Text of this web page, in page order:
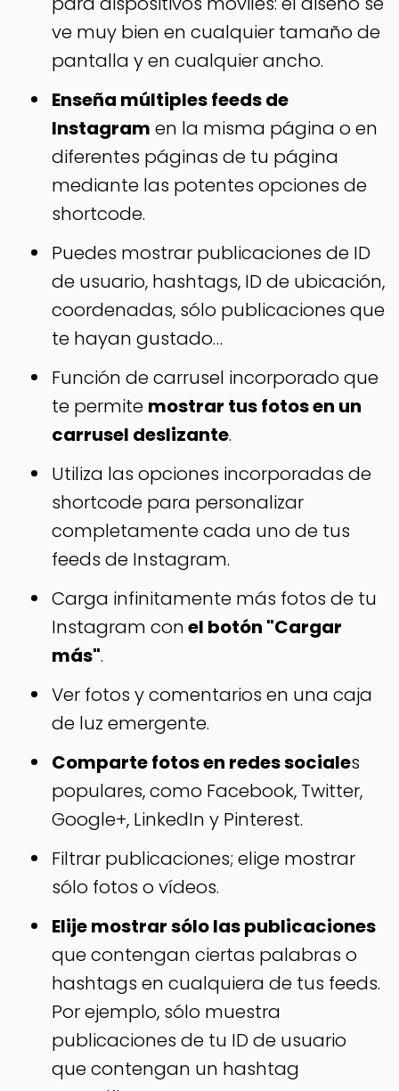
ve muy bien en cualquier tamaño de
pantalla y en cualquier ancho.
Enseña múltiples feeds de
Instagram en la misma página o en
diferentes páginas de tu página
mediante las potentes opciones de
shortcode.
Puedes mostrar publicaciones de ID
de usuario, hashtags, ID de ubicación,
coordenadas, sólo publicaciones que
te hayan gustado…
Función de carrusel incorporado que
te permite mostrar tus fotos en un
carrusel deslizante.
Utiliza las opciones incorporadas de
shortcode para personalizar
completamente cada uno de tus
feeds de Instagram.
Carga infinitamente más fotos de tu
Instagram conel botón "Cargar
más".
Ver fotos y comentarios en una caja
de luz emergente.
Comparte fotos en redes sociales
populares, como Facebook, Twitter,
Google+, LinkedIn y Pinterest.
Filtrar publicaciones; elige mostrar
sólo fotos o vídeos.
Elije mostrar sólo las publicaciones
que contengan ciertas palabras o
hashtags en cualquiera de tus feeds.
Por ejemplo, sólo muestra
publicaciones de tu ID de usuario
que contengan un hashtag